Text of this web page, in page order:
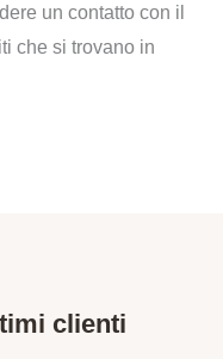
un contatto con il
che si trovano in
clienti